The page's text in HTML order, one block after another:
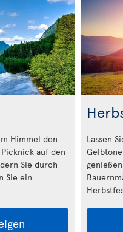
Himmel den
auf den
Sie durch
Sie ein
Lassen